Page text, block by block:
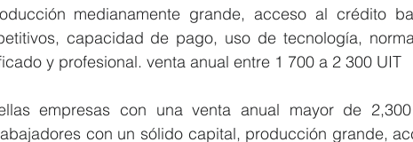
medianamente grande, acceso al crédito
capacidad de pago, uso de tecnología,
y profesional. venta anual entre 1 700 a 2 300 UIT
con un sólido capital, producción grande,